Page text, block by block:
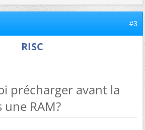
#3
RISC
précharger avant la
RAM?